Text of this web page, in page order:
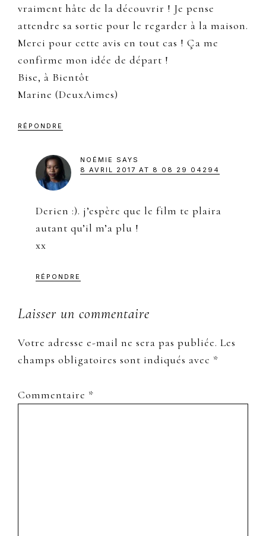
vraiment hâte de la découvrir ! Je pense
attendre sa sortie pour le regarder à la maison.
Merci pour cette avis en tout cas ! Ça me
confirme mon idée de départ !
Bise, à Bientôt
Marine (DeuxAimes)
RÉPONDRE
NOÉMIE
SAYS
8 AVRIL 2017 AT 8 08 29 04294
Derien :). j’espère que le film te plaira
autant qu’il m’a plu !
xx
RÉPONDRE
Laisser un commentaire
Votre adresse e-mail ne sera pas publiée. Les
champs obligatoires sont indiqués avec *
Commentaire *